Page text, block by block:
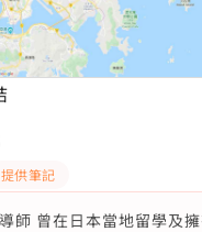
提供筆記
師 曾在日本當地留學及